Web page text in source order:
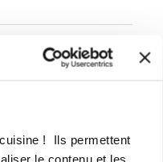
! Ils permettent
le contenu et les
four à 200°C et posez
l’eau, l’huile d’olive,
l’œuf et l’origan (1
la levure : 1